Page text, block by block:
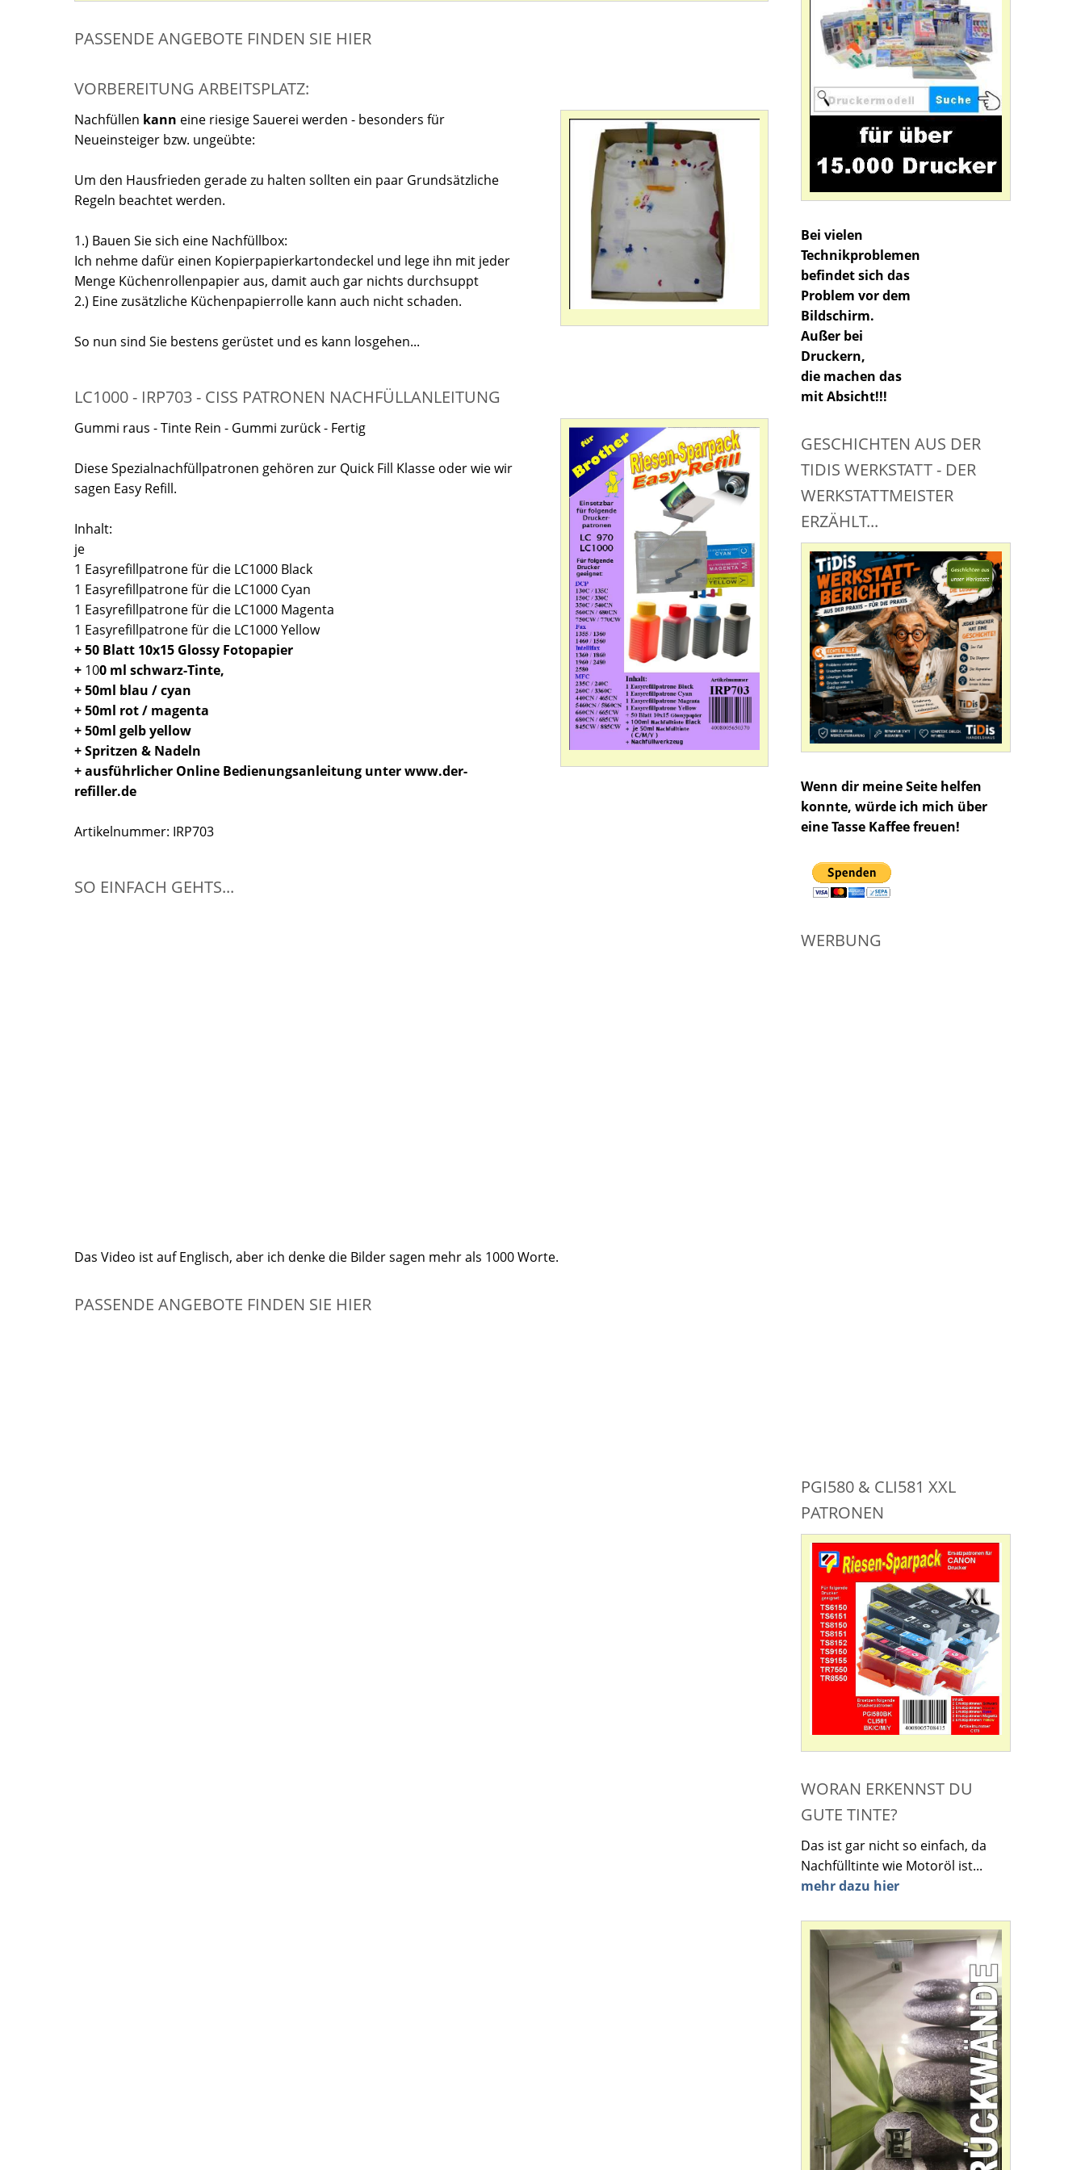
PASSENDE ANGEBOTE FINDEN SIE HIER
VORBEREITUNG ARBEITSPLATZ:
Nachfüllen kann eine riesige Sauerei werden - besonders für
Neueinsteiger bzw. ungeübte:
Um den Hausfrieden gerade zu halten sollten ein paar Grundsätzliche
Regeln beachtet werden.
1.) Bauen Sie sich eine Nachfüllbox:
Ich nehme dafür einen Kopierpapierkartondeckel und lege ihn mit jeder
Menge Küchenrollenpapier aus, damit auch gar nichts durchsuppt
2.) Eine zusätzliche Küchenpapierrolle kann auch nicht schaden.
So nun sind Sie bestens gerüstet und es kann losgehen...
LC1000 - IRP703 - CISS PATRONEN NACHFÜLLANLEITUNG
Gummi raus - Tinte Rein - Gummi zurück - Fertig
Diese Spezialnachfüllpatronen gehören zur Quick Fill Klasse oder wie wir
sagen Easy Refill.
Inhalt:
je
1 Easyrefillpatrone für die LC1000 Black
1 Easyrefillpatrone für die LC1000 Cyan
1 Easyrefillpatrone für die LC1000 Magenta
1 Easyrefillpatrone für die LC1000 Yellow
+ 50 Blatt 10x15 Glossy Fotopapier
+ 100 ml schwarz-Tinte,
+ 50ml blau / cyan
+ 50ml rot / magenta
+ 50ml gelb yellow
+ Spritzen & Nadeln
+ ausführlicher Online Bedienungsanleitung unter www.der-
refiller.de
Artikelnummer: IRP703
SO EINFACH GEHTS...
Das Video ist auf Englisch, aber ich denke die Bilder sagen mehr als 1000 Worte.
PASSENDE ANGEBOTE FINDEN SIE HIER
Bei vielen
Technikproblemen
befindet sich das
Problem vor dem
Bildschirm.
Außer bei
Druckern,
die machen das
mit Absicht!!!
GESCHICHTEN AUS DER
TIDIS WERKSTATT - DER
WERKSTATTMEISTER
ERZÄHLT...
Wenn dir meine Seite helfen
konnte, würde ich mich über
eine Tasse Kaffee freuen!
WERBUNG
PGI580 & CLI581 XXL
PATRONEN
WORAN ERKENNST DU
GUTE TINTE?
Das ist gar nicht so einfach, da
Nachfülltinte wie Motoröl ist...
mehr dazu hier